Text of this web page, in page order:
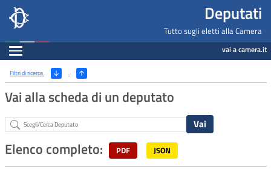
Deputati, Camera dei Deputati -
Salta al contenuto principale
Salta al menu di navigazione Deputati
Tutto sugli eletti alla Camera
Espandi vai a camera.it
Ricerca
Filtri di ricerca (Apri/Chiudi filtri)
Vai alla scheda di un deputato
Abstract
Elenco completo: PDF JSON
Navigazione pagine di servizio
Fine pagina
Salta al contenuto principale
Salta al menu di navigazione
Vai a inizio pagina